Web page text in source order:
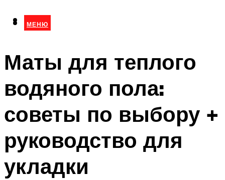
МЕНЮ
МЕНЮ
Маты для теплого
водяного пола:
советы по выбору +
руководство для
укладки